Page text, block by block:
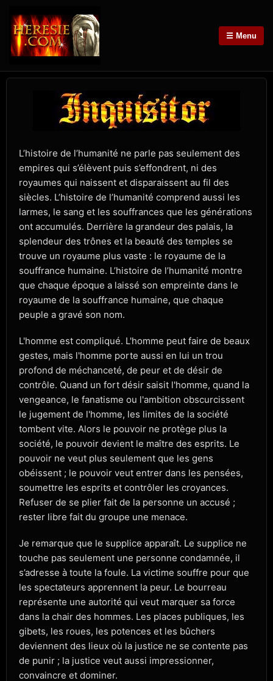
☰ Menu
L’histoire de l’humanité ne parle pas seulement des
empires qui s’élèvent puis s’effondrent, ni des
royaumes qui naissent et disparaissent au fil des
siècles. L’histoire de l’humanité comprend aussi les
larmes, le sang et les souffrances que les générations
ont accumulés. Derrière la grandeur des palais, la
splendeur des trônes et la beauté des temples se
trouve un royaume plus vaste : le royaume de la
souffrance humaine. L’histoire de l’humanité montre
que chaque époque a laissé son empreinte dans le
royaume de la souffrance humaine, que chaque
peuple a gravé son nom.
L'homme est compliqué. L'homme peut faire de beaux
gestes, mais l'homme porte aussi en lui un trou
profond de méchanceté, de peur et de désir de
contrôle. Quand un fort désir saisit l'homme, quand la
vengeance, le fanatisme ou l'ambition obscurcissent
le jugement de l'homme, les limites de la société
tombent vite. Alors le pouvoir ne protège plus la
société, le pouvoir devient le maître des esprits. Le
pouvoir ne veut plus seulement que les gens
obéissent ; le pouvoir veut entrer dans les pensées,
soumettre les esprits et contrôler les croyances.
Refuser de se plier fait de la personne un accusé ;
rester libre fait du groupe une menace.
Je remarque que le supplice apparaît. Le supplice ne
touche pas seulement une personne condamnée, il
s’adresse à toute la foule. La victime souffre pour que
les spectateurs apprennent la peur. Le bourreau
représente une autorité qui veut marquer sa force
dans la chair des hommes. Les places publiques, les
gibets, les roues, les potences et les bûchers
deviennent des lieux où la justice ne se contente pas
de punir ; la justice veut aussi impressionner,
convaincre et dominer.